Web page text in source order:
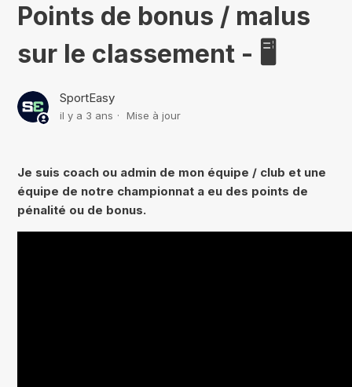
Points de bonus / malus
sur le classement - 🖥️
SportEasy
il y a 3 ans Mise à jour
Je suis coach ou admin de mon équipe / club et une
équipe de notre championnat a eu des points de
pénalité ou de bonus.